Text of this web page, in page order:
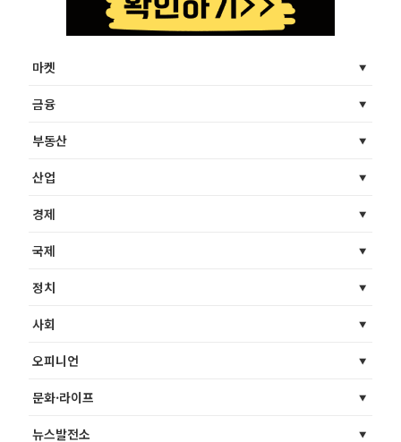
마켓
금융
부동산
산업
경제
국제
정치
사회
오피니언
문화·라이프
뉴스발전소